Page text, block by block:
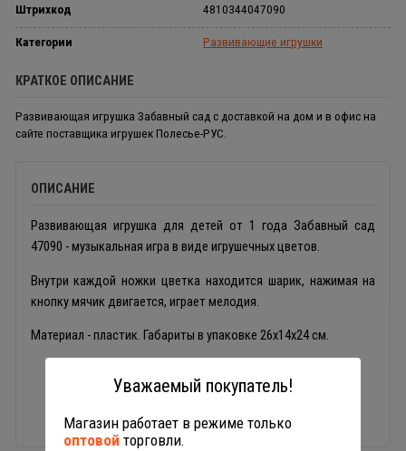
Штрихкод 4810344047090
Категории Развивающие игрушки
КРАТКОЕ ОПИСАНИЕ
Развивающая игрушка Забавный сад с доставкой на дом и в офис на
сайте поставщика игрушек Полесье-РУС.
ОПИСАНИЕ
Развивающая игрушка для детей от 1 года Забавный сад
47090 - музыкальная игра в виде игрушечных цветов.
Внутри каждой ножки цветка находится шарик, нажимая на
кнопку мячик двигается, играет мелодия.
Материал - пластик. Габариты в упаковке 26х14х24 см.
Уважаемый покупатель!
Магазин работает в режиме только
оптовой торговли.